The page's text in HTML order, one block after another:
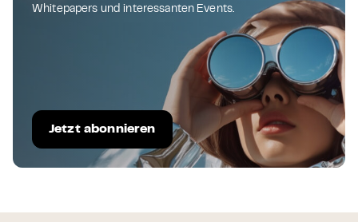
Whitepapers und interessanten Events.
Jetzt abonnieren